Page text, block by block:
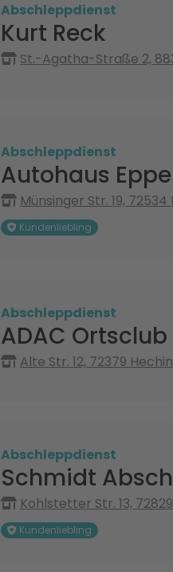
Abschleppdienst
Kurt Reck
St.-Agatha-Straße 2,
Abschleppdienst
Autohaus
Münsinger Str. 19,
Kundenliebling
Abschleppdienst
ADAC
Alte Str. 12, 72379
Abschleppdienst
Schmidt
Kohlstetter Str. 13,
Kundenliebling